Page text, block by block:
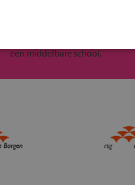
een middelbare school.